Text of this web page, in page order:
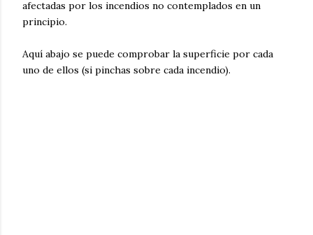
afectadas por los incendios no contemplados en un
principio.
Aquí abajo se puede comprobar la superficie por cada
uno de ellos (si pinchas sobre cada incendio).